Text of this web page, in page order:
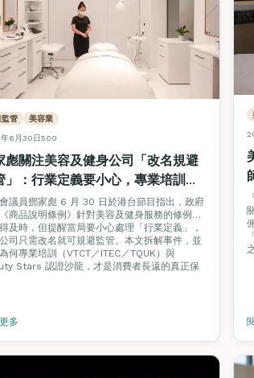
監管 美容業
6月30日500
彪關注美容及健身公司「改名規避
」：行業定義要小心，專業培訓與
才是消費者真正保障
議員鄧家彪 6 月 30 日於港台節目指出，政府
商品說明條例》針對美容及健身服務的修例工
及時，但提醒當局要小心處理「行業定義」，
司只需改名就可規避監管。本文拆解事件，並
何專業培訓（VTCT／ITEC／TQUK）與
Stars 認證沙龍，才是消費者長遠的真正保
多